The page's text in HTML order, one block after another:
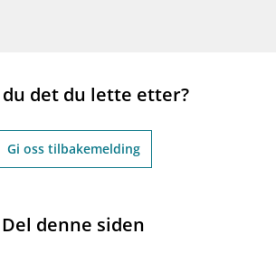
det du lette etter?
Gi oss tilbakemelding
Del denne siden